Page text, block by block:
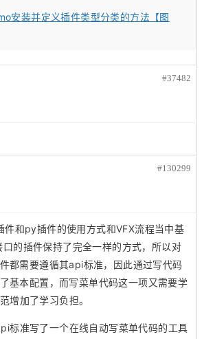
安装并定义插件类型分类的方法【图
#37482
#130299
和py插件的使用方式和VFX流程当中基
的插件保持了完全一样的方式，所以对
都需要遵循其api标准，因此通过写代码
基本配置，而写菜单代码这一项又需要学
增加了学习负担。
标准写了一个在线自动写菜单代码的工具